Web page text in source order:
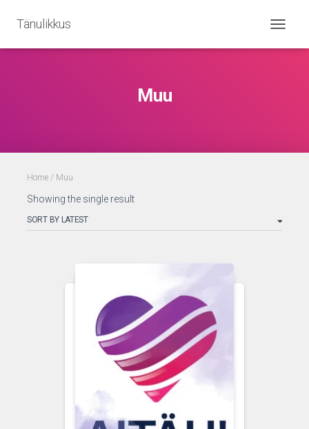
Tänulikkus
Muu
Home / Muu
Showing the single result